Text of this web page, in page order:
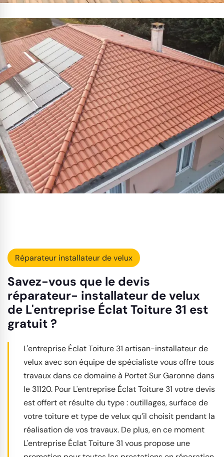
Réparateur installateur de velux
Savez-vous que le devis
réparateur- installateur de velux
de L'entreprise Éclat Toiture 31 est
gratuit ?
L'entreprise Éclat Toiture 31 artisan-installateur de
velux avec son équipe de spécialiste vous offre tous
travaux dans ce domaine à Portet Sur Garonne dans
le 31120. Pour L'entreprise Éclat Toiture 31 votre devis
est offert et résulte du type : outillages, surface de
votre toiture et type de velux qu’il choisit pendant la
réalisation de vos travaux. De plus, en ce moment
L'entreprise Éclat Toiture 31 vous propose une